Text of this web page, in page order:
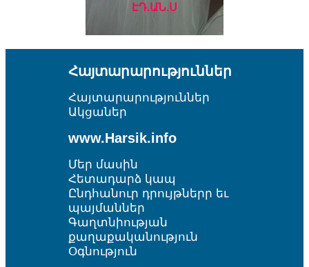
ԷԴ.ԱՆ.Ս
Հայտարարություններ
Հայտարարություններ
Ակցաներ
www.Harsik.info
Մեր մասին
Հետադարձ կապ
Ընդհանուր դրույթներր եւ
պայմաններ
Գաղտնիության
քաղաքականություն
Օգնություն